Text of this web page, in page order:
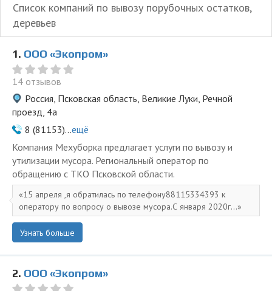
Список компаний по вывозу порубочных остатков,
деревьев
1. ООО «Экопром»
14 отзывов
Россия, Псковская область, Великие Луки, Речной
проезд, 4а
8 (81153)...ещё
Компания Мехуборка предлагает услуги по вывозу и
утилизации мусора. Региональный оператор по
обращению с ТКО Псковской области.
15 апреля ,я обратилась по телефону88115334393 к
оператору по вопросу о вывозе мусора.С января 2020г...
Узнать больше
2. ООО «Экопром»